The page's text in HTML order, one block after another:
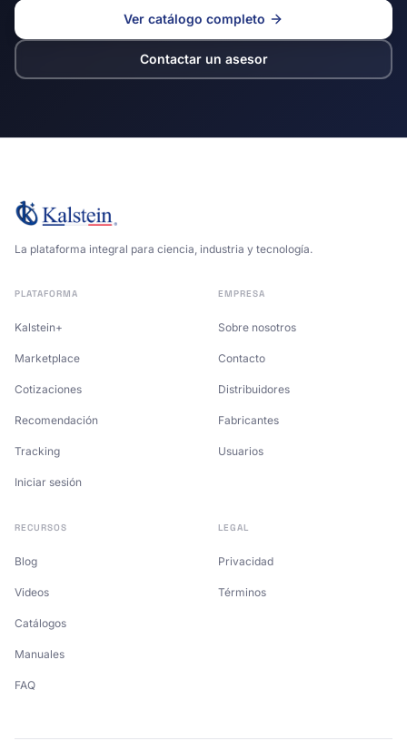
Ver catálogo completo
Contactar un asesor
La plataforma integral para ciencia, industria y tecnología.
PLATAFORMA
Kalstein+
Marketplace
Cotizaciones
Recomendación
Tracking
Iniciar sesión
EMPRESA
Sobre nosotros
Contacto
Distribuidores
Fabricantes
Usuarios
RECURSOS
Blog
Videos
Catálogos
Manuales
FAQ
LEGAL
Privacidad
Términos